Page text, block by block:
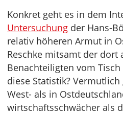
Konkret geht es in dem
Untersuchung der Hans-
relativ höheren Armut in
Reschke mitsamt der dort
Benachteiligten vom Tisch
diese Statistik?
West- als in
wirtschaftsschwächer als